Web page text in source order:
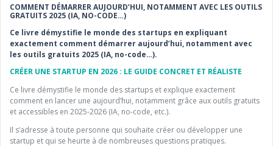
COMMENT DÉMARRER AUJOURD’HUI, NOTAMMENT AVEC LES OUTILS
GRATUITS 2025 (IA, NO-CODE…)
Ce livre démystifie le monde des startups en expliquant
exactement comment démarrer aujourd’hui, notamment avec
les outils gratuits 2025 (IA, no-code…).
CRÉER UNE STARTUP EN 2026 : LE GUIDE CONCRET ET RÉALISTE
Ce livre démystifie le monde des startups et explique exactement
comment en lancer une aujourd’hui, notamment grâce aux outils gratuits
et accessibles en 2025-2026 (IA, no-code, etc.).
Il s’adresse à toute personne qui souhaite créer ou développer une
startup et qui se heurte à de nombreuses questions pratiques.